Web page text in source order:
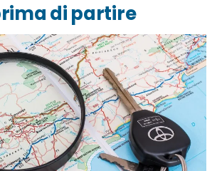
di partire